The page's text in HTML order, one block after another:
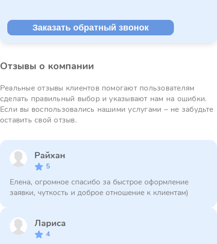
Заказать обратный звонок
Отзывы о компании
Реальные отзывы клиентов помогают пользователям
сделать правильный выбор и указывают нам на ошибки.
Если вы воспользовались нашими услугами – не забудьте
оставить свой отзыв.
Райхан
5
Елена, огромное спасибо за быстрое оформление
заявки, чуткость и доброе отношение к клиентам)
Лариса
4